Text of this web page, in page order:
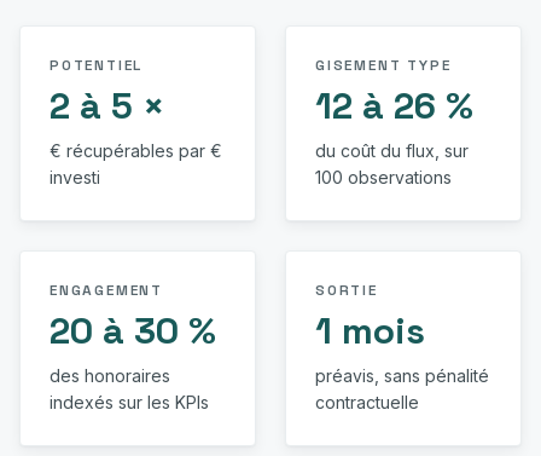
POTENTIEL
2 à 5 ×
€ récupérables par €
investi
GISEMENT TYPE
12 à 26 %
du coût du flux, sur
100 observations
ENGAGEMENT
20 à 30 %
des honoraires
indexés sur les KPIs
SORTIE
1 mois
préavis, sans pénalité
contractuelle